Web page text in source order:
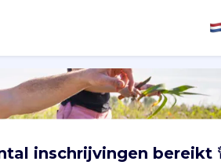
inschrijvingen bereikt